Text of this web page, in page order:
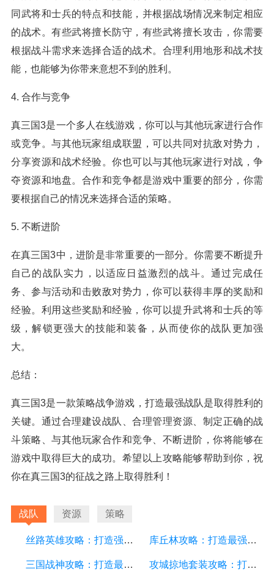
同武将和士兵的特点和技能，并根据战场情况来制定相应
的战术。有些武将擅长防守，有些武将擅长攻击，你需要
根据战斗需求来选择合适的战术。合理利用地形和战术技
能，也能够为你带来意想不到的胜利。
4. 合作与竞争
真三国3是一个多人在线游戏，你可以与其他玩家进行合作
或竞争。与其他玩家组成联盟，可以共同对抗敌对势力，
分享资源和战术经验。你也可以与其他玩家进行对战，争
夺资源和地盘。合作和竞争都是游戏中重要的部分，你需
要根据自己的情况来选择合适的策略。
5. 不断进阶
在真三国3中，进阶是非常重要的一部分。你需要不断提升
自己的战队实力，以适应日益激烈的战斗。通过完成任
务、参与活动和击败敌对势力，你可以获得丰厚的奖励和
经验。利用这些奖励和经验，你可以提升武将和士兵的等
级，解锁更强大的技能和装备，从而使你的战队更加强
大。
总结：
真三国3是一款策略战争游戏，打造最强战队是取得胜利的
关键。通过合理建设战队、合理管理资源、制定正确的战
斗策略、与其他玩家合作和竞争、不断进阶，你将能够在
游戏中取得巨大的成功。希望以上攻略能够帮助到你，祝
你在真三国3的征战之路上取得胜利！
战队 资源 策略
丝路英雄攻略：打造强大的战队，征服丝路大陆 库丘林攻略：打造最强战队，征服战斗之路
三国战神攻略：打造最强战队，征战乱世，成为无敌战神！ 攻城掠地套装攻略：打造最强战队的必备装备和策略